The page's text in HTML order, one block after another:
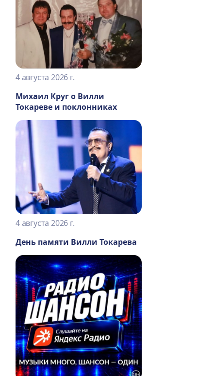
4 августа 2026 г.
Михаил Круг о Вилли
Токареве и поклонниках
4 августа 2026 г.
День памяти Вилли Токарева